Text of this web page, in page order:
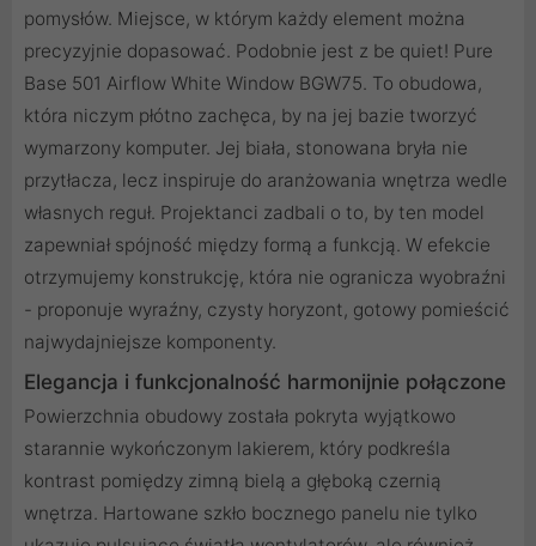
pomysłów. Miejsce, w którym każdy element można
precyzyjnie dopasować. Podobnie jest z be quiet! Pure
Base 501 Airflow White Window BGW75. To obudowa,
która niczym płótno zachęca, by na jej bazie tworzyć
wymarzony komputer. Jej biała, stonowana bryła nie
przytłacza, lecz inspiruje do aranżowania wnętrza wedle
własnych reguł. Projektanci zadbali o to, by ten model
zapewniał spójność między formą a funkcją. W efekcie
otrzymujemy konstrukcję, która nie ogranicza wyobraźni
- proponuje wyraźny, czysty horyzont, gotowy pomieścić
najwydajniejsze komponenty.
Elegancja i funkcjonalność harmonijnie połączone
Powierzchnia obudowy została pokryta wyjątkowo
starannie wykończonym lakierem, który podkreśla
kontrast pomiędzy zimną bielą a głęboką czernią
wnętrza. Hartowane szkło bocznego panelu nie tylko